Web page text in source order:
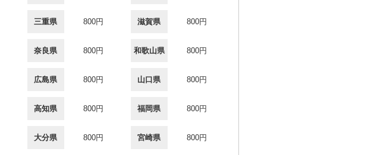
三重県 800円 滋賀県 800円
奈良県 800円 和歌山県 800円
広島県 800円 山口県 800円
高知県 800円 福岡県 800円
大分県 800円 宮崎県 800円